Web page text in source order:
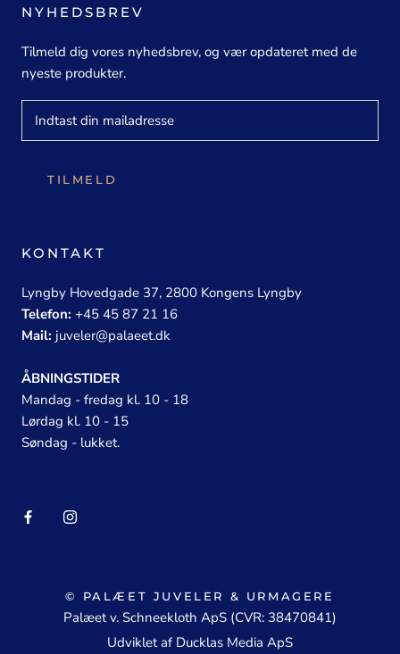
NYHEDSBREV
Tilmeld dig vores nyhedsbrev, og vær opdateret med de
nyeste produkter.
TILMELD
KONTAKT
Lyngby Hovedgade 37, 2800 Kongens Lyngby
Telefon: +45 45 87 21 16
Mail: juveler@palaeet.dk
ÅBNINGSTIDER
Mandag - fredag kl. 10 - 18
Lørdag kl. 10 - 15
Søndag - lukket.
© PALÆET JUVELER & URMAGERE
Palæet v. Schneekloth ApS (CVR: 38470841)
Udviklet af Ducklas Media ApS